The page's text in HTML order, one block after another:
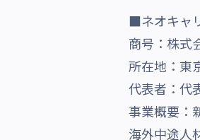
■ネオキャ
商号：株式
所在地：東
代表者：
事業概要：
海外中途人